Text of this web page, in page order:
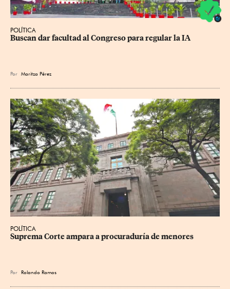
POLÍTICA
Buscan dar facultad al Congreso para regular la IA
Por Maritza Pérez
POLÍTICA
Suprema Corte ampara a procuraduría de menores
Por Rolando Ramos